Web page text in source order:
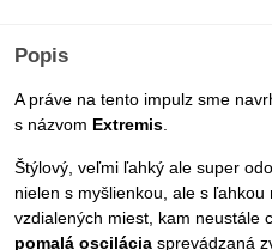
Popis
A práve na tento impulz sme
s názvom Extremis
Štýlový, veľmi ľahký ale super
nielen s myšlienkou, ale s
vzdialených miest, kam neustále
pomalá oscilácia sprevádzaná